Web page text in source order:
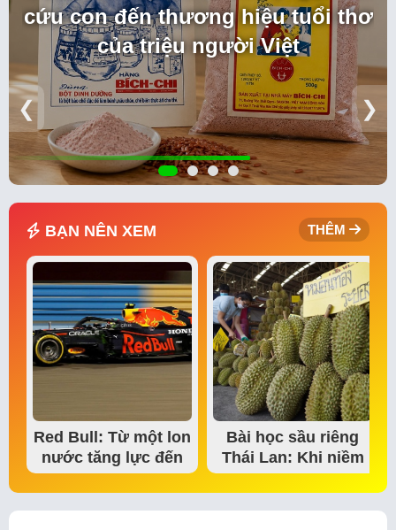
cứu con đến thương hiệu tuổi thơ
của triệu người Việt
❮ ❯
BẠN NÊN XEM THÊM
Red Bull: Từ một lon
nước tăng lực đến
đế chế thể…
Bài học sầu riêng
Thái Lan: Khi niềm
tin thị trường bắt…